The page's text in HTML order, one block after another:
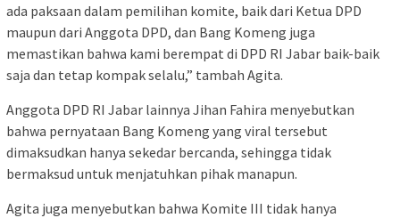
ada paksaan dalam pemilihan komite, baik dari Ketua DPD
maupun dari Anggota DPD, dan Bang Komeng juga
memastikan bahwa kami berempat di DPD RI Jabar baik-baik
saja dan tetap kompak selalu,” tambah Agita.
Anggota DPD RI Jabar lainnya Jihan Fahira menyebutkan
bahwa pernyataan Bang Komeng yang viral tersebut
dimaksudkan hanya sekedar bercanda, sehingga tidak
bermaksud untuk menjatuhkan pihak manapun.
Agita juga menyebutkan bahwa Komite III tidak hanya